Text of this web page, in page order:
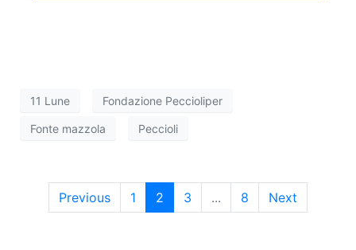
11 Lune Fondazione Peccioliper
Fonte mazzola Peccioli
Previous 1 2 3 ... 8 Next